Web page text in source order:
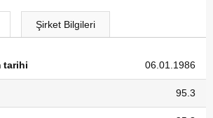
Şirket Bilgileri
tarihi 06.01.1986
95.3